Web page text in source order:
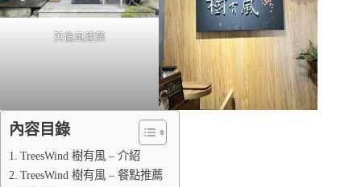
英倫風建築
內容目錄
TreesWind 樹有風 – 介紹
TreesWind 樹有風 – 餐點推薦